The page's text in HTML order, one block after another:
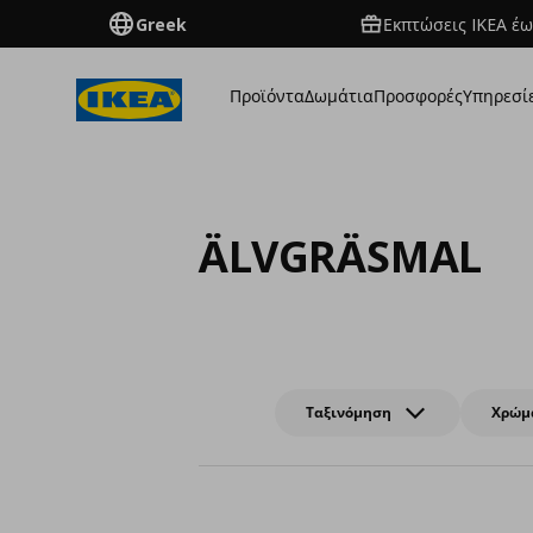
Greek Εκπτώσεις IKEA
ΠροϊόνταΔωμάτιαΠροσφορές
ÄLVGRÄSMAL
Ταξινόμηση